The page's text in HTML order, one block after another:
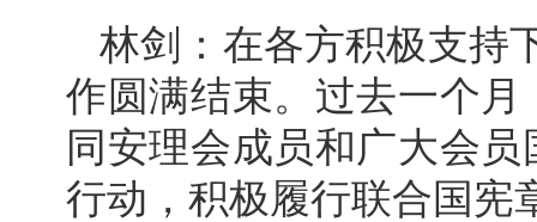
林剑：在各方积极支持
作圆满结束。过去一个
同安理会成员和广大会
行动，积极履行联合国宪